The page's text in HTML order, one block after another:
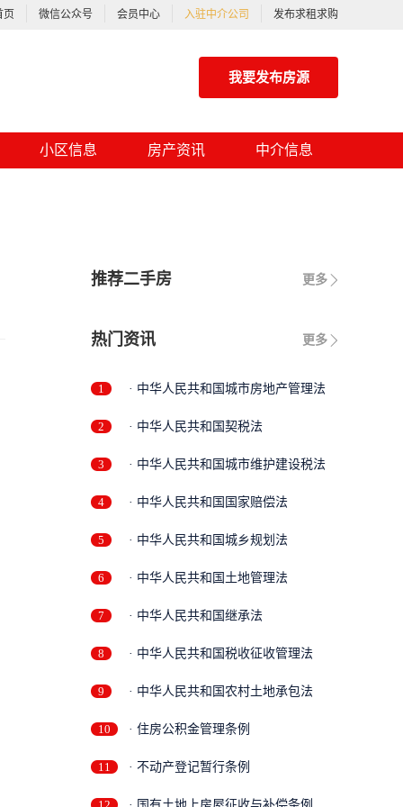
页 微信公众号 会员中心 入驻中介公司 发布求租求购
我要发布房源
小区信息 房产资讯 中介信息
更多
推荐二手房
更多
热门资讯
1 · 中华人民共和国城市房地产管理法
2 · 中华人民共和国契税法
3 · 中华人民共和国城市维护建设税法
4 · 中华人民共和国国家赔偿法
5 · 中华人民共和国城乡规划法
6 · 中华人民共和国土地管理法
7 · 中华人民共和国继承法
8 · 中华人民共和国税收征收管理法
9 · 中华人民共和国农村土地承包法
10 · 住房公积金管理条例
11 · 不动产登记暂行条例